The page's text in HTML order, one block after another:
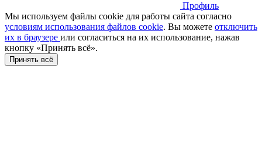
Профиль
Мы используем файлы cookie для работы сайта согласно
условиям использования файлов cookie. Вы можете отключить
их в браузере или cогласиться на их использование, нажав
кнопку «Принять всё».
Принять всё